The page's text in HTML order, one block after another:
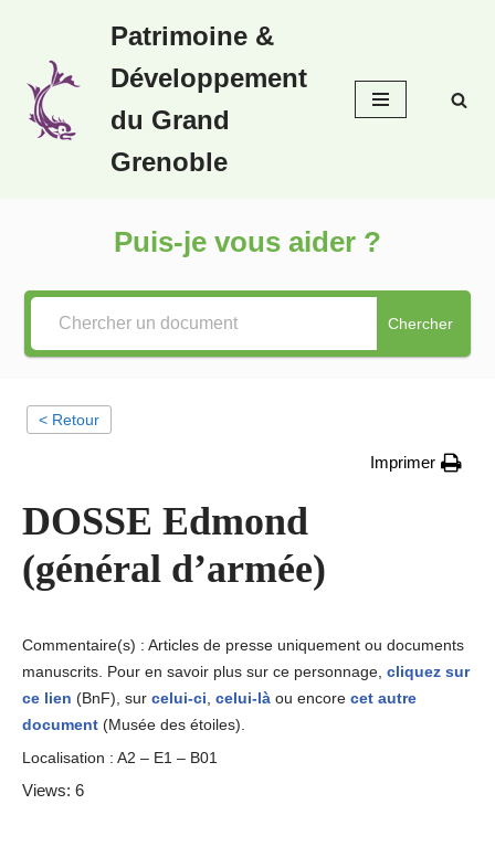
au
contenu
Patrimoine &
Développement
du Grand
Grenoble
Puis-je vous aider ?
Chercher
< Retour
Imprimer
DOSSE Edmond
(général d’armée)
Commentaire(s) : Articles de presse uniquement ou documents
manuscrits. Pour en savoir plus sur ce personnage, cliquez sur
ce lien (BnF), sur celui-ci celui-là ou encore cet autre
document (Musée des étoiles).
Localisation : A2 – E1 – B01
Views: 6